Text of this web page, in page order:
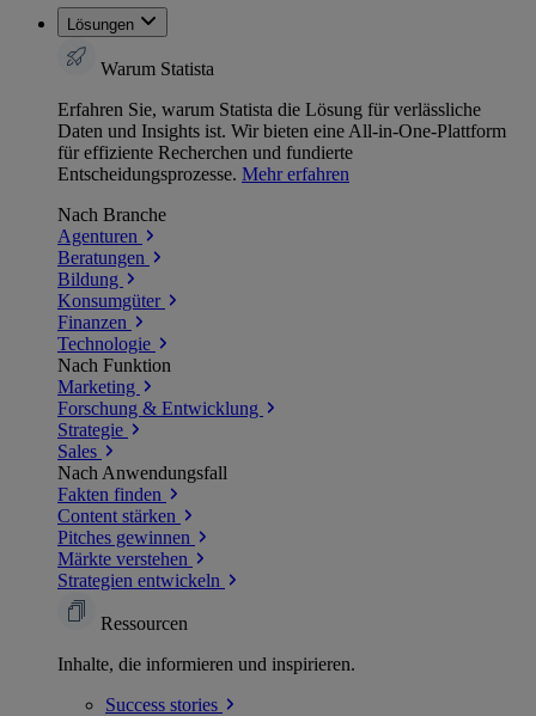
Lösungen
Warum Statista
Erfahren Sie, warum Statista die Lösung für verlässliche
Daten und Insights ist. Wir bieten eine All-in-One-Plattform
für effiziente Recherchen und fundierte
Entscheidungsprozesse. Mehr erfahren
Nach Branche
Agenturen
Beratungen
Bildung
Konsumgüter
Finanzen
Technologie
Nach Funktion
Marketing
Forschung & Entwicklung
Strategie
Sales
Nach Anwendungsfall
Fakten finden
Content stärken
Pitches gewinnen
Märkte verstehen
Strategien entwickeln
Ressourcen
Inhalte, die informieren und inspirieren.
Success stories